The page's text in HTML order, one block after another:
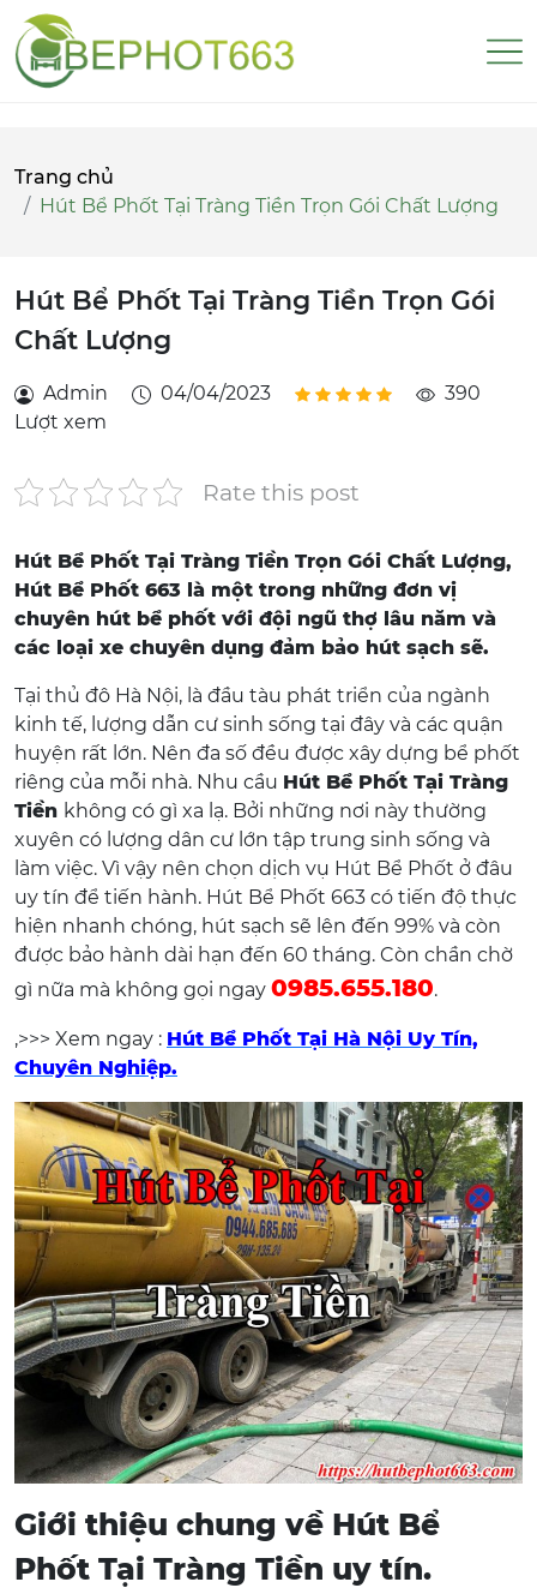
Trang chủ
Hút Bể Phốt Tại Tràng Tiền Trọn Gói Chất Lượng
Hút Bể Phốt Tại Tràng Tiền Trọn Gói
Chất Lượng
Admin 04/04/2023
390
Lượt xem
Rate this post
Hút Bể Phốt Tại Tràng Tiền Trọn Gói Chất Lượng,
Hút Bể Phốt 663 là một trong những đơn vị
chuyên hút bể phốt với đội ngũ thợ lâu năm và
các loại xe chuyên dụng đảm bảo hút sạch sẽ.
Tại thủ đô Hà Nội, là đầu tàu phát triển của ngành
kinh tế, lượng dẫn cư sinh sống tại đây và các quận
huyện rất lớn. Nên đa số đều được xây dựng bể phốt
riêng của mỗi nhà. Nhu cầu Hút Bể Phốt Tại Tràng
Tiền không có gì xa lạ. Bởi những nơi này thường
xuyên có lượng dân cư lớn tập trung sinh sống và
làm việc. Vì vậy nên chọn dịch vụ Hút Bể Phốt ở đâu
uy tín để tiến hành. Hút Bể Phốt 663 có tiến độ thực
hiện nhanh chóng, hút sạch sẽ lên đến 99% và còn
được bảo hành dài hạn đến 60 tháng. Còn chần chờ
gì nữa mà không gọi ngay 0985.655.180.
,>>> Xem ngay : Hút Bể Phốt Tại Hà Nội Uy Tín,
Chuyên Nghiệp.
Giới thiệu chung về Hút Bể
Phốt Tại Tràng Tiền uy tín.